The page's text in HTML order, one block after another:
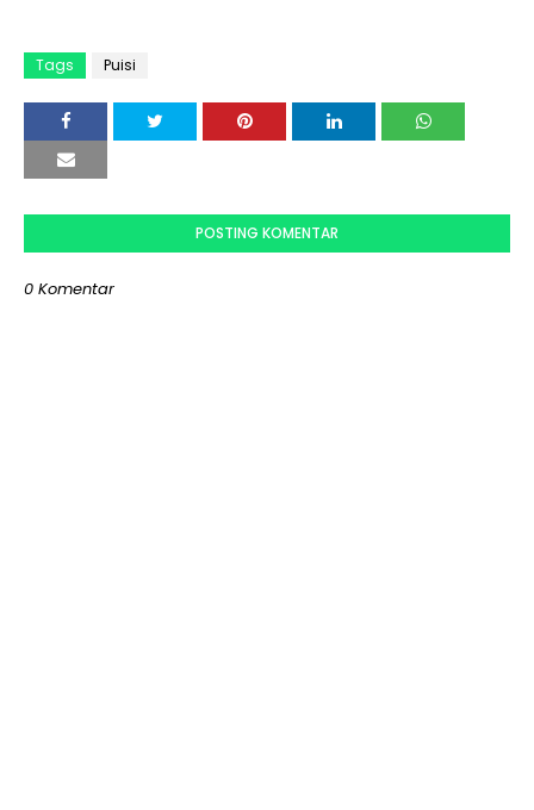
Tags Puisi
POSTING KOMENTAR
0 Komentar